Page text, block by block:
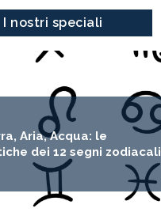
I nostri speciali
Aria, Acqua: le
dei 12 segni zodiacali